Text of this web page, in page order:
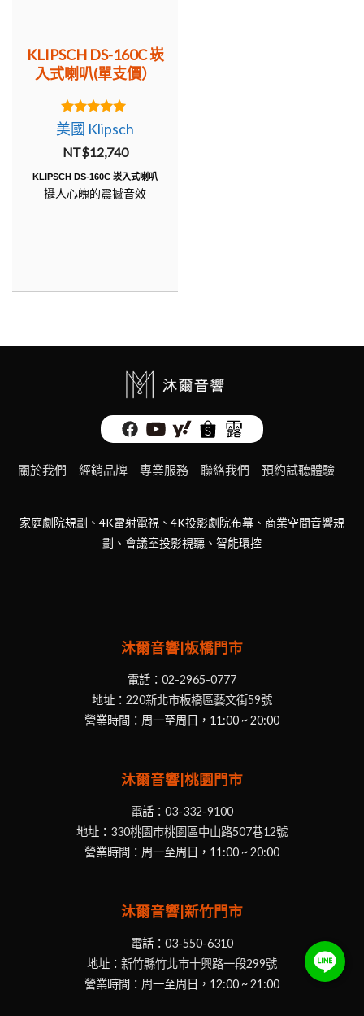
KLIPSCH DS-160C 崁
入式喇叭(單支價）
5.00
out of 5
美國 Klipsch
NT$12,740
KLIPSCH DS-160C 崁入式喇叭
攝人心魄的震撼音效
關於我們 經銷品牌 專業服務 聯絡我們 預約試聽體驗
家庭劇院規劃、4K雷射電視、4K投影劇院布幕、商業空間音響規
劃、會議室投影視聽、智能環控
沐爾音響|板橋門市
電話： 02-2965-0777
地址： 220新北市板橋區藝文街59號
營業時間：周一至周日，11:00 ~ 20:00
沐爾音響|桃園門市
電話： 03-332-9100
地址： 330桃園市桃園區中山路507巷12號
營業時間：周一至周日，11:00 ~ 20:00
沐爾音響|新竹門市
電話： 03-550-6310
地址： 新竹縣竹北市十興路一段299號
營業時間：周一至周日，12:00 ~ 21:00